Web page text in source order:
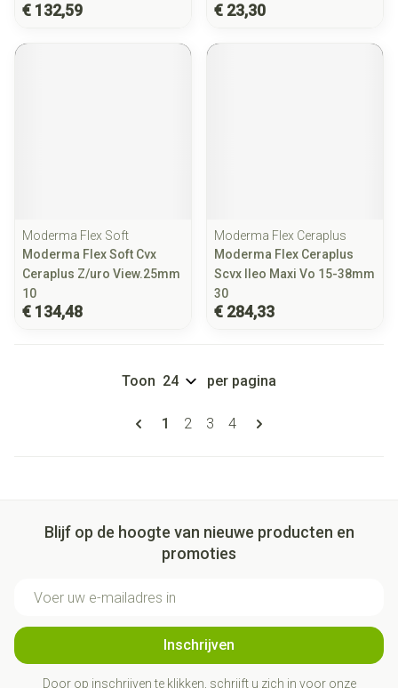
€ 132,59 € 23,30
Moderma Flex Soft
Moderma Flex Soft Cvx
Ceraplus Z/uro View.25mm
10
€ 134,48
Moderma Flex Ceraplus
Moderma Flex Ceraplus
Scvx Ileo Maxi Vo 15-38mm
30
€ 284,33
Pagina's
U lees momenteel pagina
1 Pagina
2 Pagina
3 Pagina
4
Toon per pagina
Blijf op de hoogte van nieuwe producten en
promoties
Inschrijven
Door op inschrijven te klikken, schrijft u zich in voor onze